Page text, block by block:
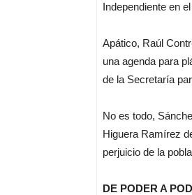
Independiente en
Apático, Raúl
una agenda para
de la Secretaría
No es todo,
Higuera Ramírez
perjuicio de la
DE PODER A